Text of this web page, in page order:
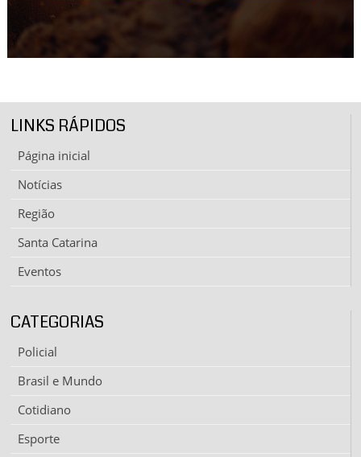
LINKS RÁPIDOS
Página inicial
Notícias
Região
Santa Catarina
Eventos
CATEGORIAS
Policial
Brasil e Mundo
Cotidiano
Esporte